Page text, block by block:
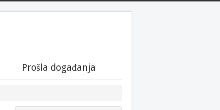
Prošla događanja